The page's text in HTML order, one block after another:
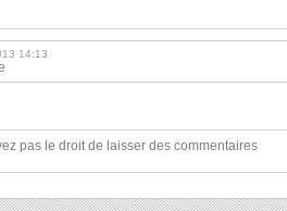
14:13
pas le droit de laisser des commentaires
de l...